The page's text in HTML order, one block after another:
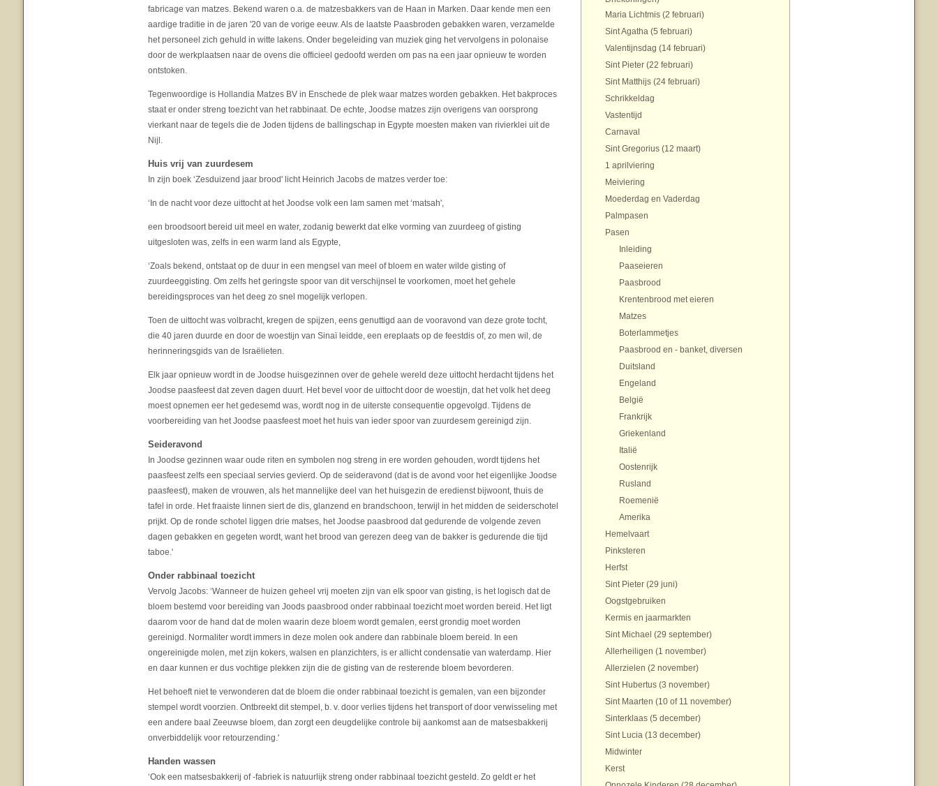
fabricage van matzes. Bekend waren o.a. de matzesbakkers van de Haan in Marken. Daar kende men een
aardige traditie in de jaren '20 van de vorige eeuw. Als de laatste Paasbroden gebakken waren, verzamelde
het personeel zich gehuld in witte lakens. Onder begeleiding van muziek ging het vervolgens in polonaise
door de werkplaatsen naar de ovens die officieel gedoofd werden om pas na een jaar opnieuw te worden
ontstoken.
Tegenwoordige is Hollandia Matzes BV in Enschede de plek waar matzes worden gebakken. Het bakproces
staat er onder streng toezicht van het rabbinaat. De echte, Joodse matzes zijn overigens van oorsprong
vierkant naar de tegels die de Joden tijdens de ballingschap in Egypte moesten maken van rivierklei uit de
Nijl.
Huis vrij van zuurdesem
In zijn boek ‘Zesduizend jaar brood' licht Heinrich Jacobs de matzes verder toe:
‘In de nacht voor deze uittocht at het Joodse volk een lam samen met ‘matsah',
een broodsoort bereid uit meel en water, zodanig bewerkt dat elke vorming van zuurdeeg of gisting
uitgesloten was, zelfs in een warm land als Egypte,
‘Zoals bekend, ontstaat op de duur in een mengsel van meel of bloem en water wilde gisting of
zuurdeeggisting. Om zelfs het geringste spoor van dit verschijnsel te voorkomen, moet het gehele
bereidingsproces van het deeg zo snel mogelijk verlopen.
Toen de uittocht was volbracht, kregen de spijzen, eens genuttigd aan de vooravond van deze grote tocht,
die 40 jaren duurde en door de woestijn van Sinaï leidde, een ereplaats op de feestdis of, zo men wil, de
herinneringsgids van de Israëlieten.
Elk jaar opnieuw wordt in de Joodse huisgezinnen over de gehele wereld deze uittocht herdacht tijdens het
Joodse paasfeest dat zeven dagen duurt. Het bevel voor de uittocht door de woestijn, dat het volk het deeg
moest opnemen eer het gedesemd was, wordt nog in de uiterste consequentie opgevolgd. Tijdens de
voorbereiding van het Joodse paasfeest moet het huis van ieder spoor van zuurdesem gereinigd zijn.
Seideravond
In Joodse gezinnen waar oude riten en symbolen nog streng in ere worden gehouden, wordt tijdens het
paasfeest zelfs een speciaal servies gevierd. Op de seideravond (dat is de avond voor het eigenlijke Joodse
paasfeest), maken de vrouwen, als het mannelijke deel van het huisgezin de eredienst bijwoont, thuis de
tafel in orde. Het fraaiste linnen siert de dis, glanzend en brandschoon, terwijl in het midden de seiderschotel
prijkt. Op de ronde schotel liggen drie matses, het Joodse paasbrood dat gedurende de volgende zeven
dagen gebakken en gegeten wordt, want het brood van gerezen deeg van de bakker is gedurende die tijd
taboe.'
Onder rabbinaal toezicht
Vervolg Jacobs: ‘Wanneer de huizen geheel vrij moeten zijn van elk spoor van gisting, is het logisch dat de
bloem bestemd voor bereiding van Joods paasbrood onder rabbinaal toezicht moet worden bereid. Het ligt
daarom voor de hand dat de molen waarin deze bloem wordt gemalen, eerst grondig moet worden
gereinigd. Normaliter wordt immers in deze molen ook andere dan rabbinale bloem bereid. In een
ongereinigde molen, met zijn kokers, walsen en planzichters, is er allicht condensatie van waterdamp. Hier
en daar kunnen er dus vochtige plekken zijn die de gisting van de resterende bloem bevorderen.
Het behoeft niet te verwonderen dat de bloem die onder rabbinaal toezicht is gemalen, van een bijzonder
stempel wordt voorzien. Ontbreekt dit stempel, b. v. door verlies tijdens het transport of door verwisseling met
een andere baal Zeeuwse bloem, dan zorgt een deugdelijke controle bij aankomst aan de matsesbakkerij
onverbiddelijk voor retourzending.'
Handen wassen
‘Ook een matsesbakkerij of -fabriek is natuurlijk streng onder rabbinaal toezicht gesteld. Zo geldt er het
Maria Lichtmis (2 februari)
Sint Agatha (5 februari)
Valentijnsdag (14 februari)
Sint Pieter (22 februari)
Sint Matthijs (24 februari)
Schrikkeldag
Vastentijd
Carnaval
Sint Gregorius (12 maart)
1 aprilviering
Meiviering
Moederdag en Vaderdag
Palmpasen
Pasen
Inleiding
Paaseieren
Paasbrood
Krentenbrood met eieren
Matzes
Boterlammetjes
Paasbrood en - banket, diversen
Duitsland
Engeland
België
Frankrijk
Griekenland
Italië
Oostenrijk
Rusland
Roemenië
Amerika
Hemelvaart
Pinksteren
Herfst
Sint Pieter (29 juni)
Oogstgebruiken
Kermis en jaarmarkten
Sint Michael (29 september)
Allerheiligen (1 november)
Allerzielen (2 november)
Sint Hubertus (3 november)
Sint Maarten (10 of 11 november)
Sinterklaas (5 december)
Sint Lucia (13 december)
Midwinter
Kerst